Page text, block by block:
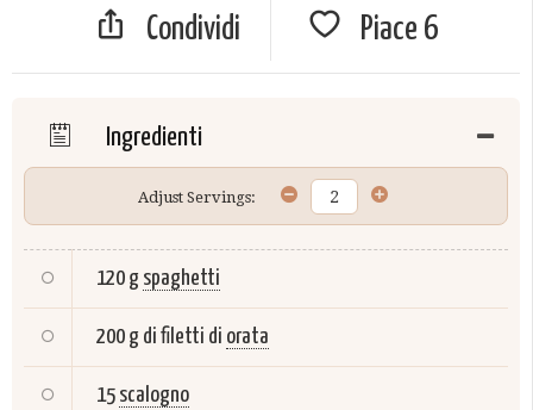
Condividi Piace 6
Ingredienti
Adjust Servings:
120 g spaghetti
200 g di filetti di orata
15 scalogno